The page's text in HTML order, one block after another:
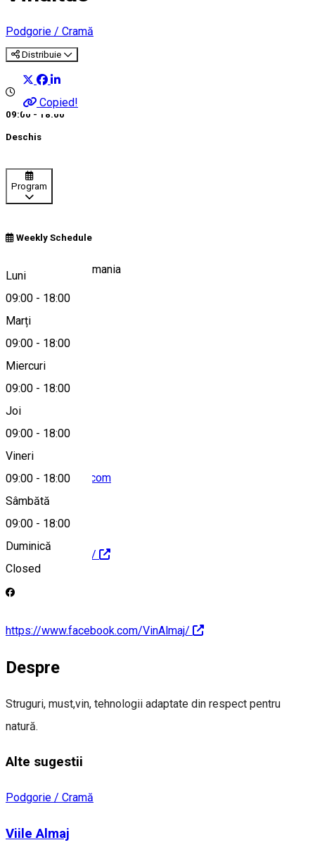
Podgorie / Cramă
Distribuie
Copied!
09:00 - 18:00
Deschis
Program
Weekly Schedule
Luni
09:00 - 18:00
Marți
09:00 - 18:00
Miercuri
09:00 - 18:00
Joi
09:00 - 18:00
Vineri
09:00 - 18:00
Sâmbătă
09:00 - 18:00
Duminică
Closed
207010 Almăj, Romania
Hartă
viilealmaj@gmail.com
https://vinaltus.ro/
https://www.facebook.com/VinAlmaj/
Despre
Struguri, must,vin, tehnologii adaptate din respect pentru
natură.
Alte sugestii
Podgorie / Cramă
Viile Almaj